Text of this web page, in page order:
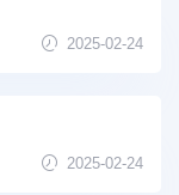
2025-02-24
2025-02-24